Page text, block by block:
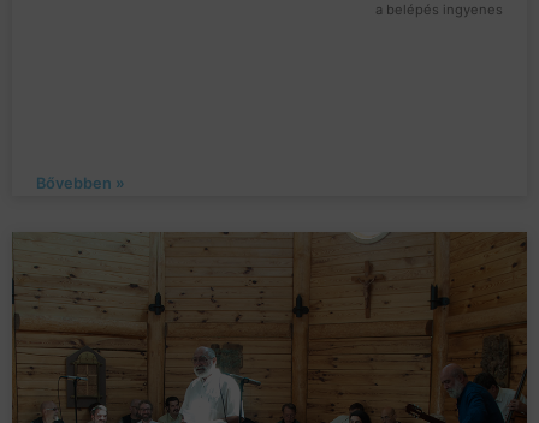
a belépés ingyenes
Bővebben »